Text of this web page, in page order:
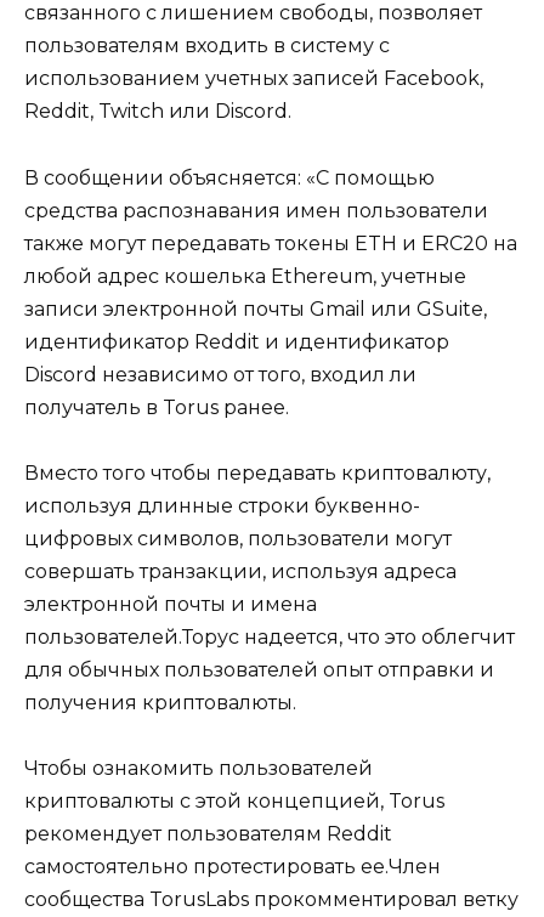
связанного с лишением свободы, позволяет
пользователям входить в систему с
использованием учетных записей Facebook,
Reddit, Twitch или Discord.
В сообщении объясняется: «С помощью
средства распознавания имен пользователи
также могут передавать токены ETH и ERC20 на
любой адрес кошелька Ethereum, учетные
записи электронной почты Gmail или GSuite,
идентификатор Reddit и идентификатор
Discord независимо от того, входил ли
получатель в Torus ранее.
Вместо того чтобы передавать криптовалюту,
используя длинные строки буквенно-
цифровых символов, пользователи могут
совершать транзакции, используя адреса
электронной почты и имена
пользователей.Торус надеется, что это облегчит
для обычных пользователей опыт отправки и
получения криптовалюты.
Чтобы ознакомить пользователей
криптовалюты с этой концепцией, Torus
рекомендует пользователям Reddit
самостоятельно протестировать ее.Член
сообщества TorusLabs прокомментировал ветку